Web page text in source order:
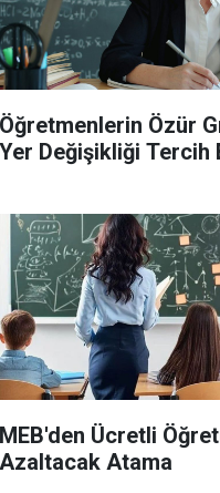
Öğretmenlerin Özür
Yer Değişikliği Tercih
MEB'den Ücretli
Azaltacak Atama